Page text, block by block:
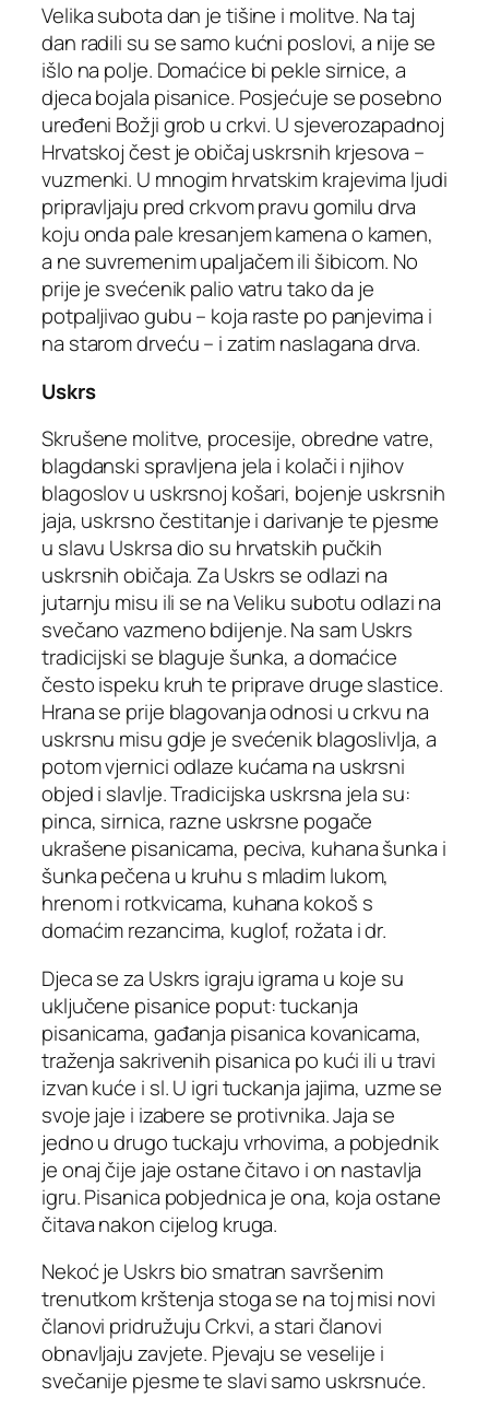
Velika subota dan je tišine i molitve. Na taj
dan radili su se samo kućni poslovi, a nije se
išlo na polje. Domaćice bi pekle sirnice, a
djeca bojala pisanice. Posjećuje se posebno
uređeni Božji grob u crkvi. U sjeverozapadnoj
Hrvatskoj čest je običaj uskrsnih krjesova –
vuzmenki. U mnogim hrvatskim krajevima ljudi
pripravljaju pred crkvom pravu gomilu drva
koju onda pale kresanjem kamena o kamen,
a ne suvremenim upaljačem ili šibicom. No
prije je svećenik palio vatru tako da je
potpaljivao gubu – koja raste po panjevima i
na starom drveću – i zatim naslagana drva.
Uskrs
Skrušene molitve, procesije, obredne vatre,
blagdanski spravljena jela i kolači i njihov
blagoslov u uskrsnoj košari, bojenje uskrsnih
jaja, uskrsno čestitanje i darivanje te pjesme
u slavu Uskrsa dio su hrvatskih pučkih
uskrsnih običaja. Za Uskrs se odlazi na
jutarnju misu ili se na Veliku subotu odlazi na
svečano vazmeno bdijenje. Na sam Uskrs
tradicijski se blaguje šunka, a domaćice
često ispeku kruh te priprave druge slastice.
Hrana se prije blagovanja odnosi u crkvu na
uskrsnu misu gdje je svećenik blagoslivlja, a
potom vjernici odlaze kućama na uskrsni
objed i slavlje. Tradicijska uskrsna jela su:
pinca, sirnica, razne uskrsne pogače
ukrašene pisanicama, peciva, kuhana šunka i
šunka pečena u kruhu s mladim lukom,
hrenom i rotkvicama, kuhana kokoš s
domaćim rezancima, kuglof, rožata i dr.
Djeca se za Uskrs igraju igrama u koje su
uključene pisanice poput: tuckanja
pisanicama, gađanja pisanica kovanicama,
traženja sakrivenih pisanica po kući ili u travi
izvan kuće i sl. U igri tuckanja jajima, uzme se
svoje jaje i izabere se protivnika. Jaja se
jedno u drugo tuckaju vrhovima, a pobjednik
je onaj čije jaje ostane čitavo i on nastavlja
igru. Pisanica pobjednica je ona, koja ostane
čitava nakon cijelog kruga.
Nekoć je Uskrs bio smatran savršenim
trenutkom krštenja stoga se na toj misi novi
članovi pridružuju Crkvi, a stari članovi
obnavljaju zavjete. Pjevaju se veselije i
svečanije pjesme te slavi samo uskrsnuće.